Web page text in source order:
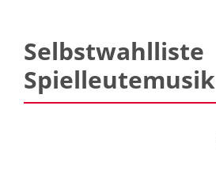
Selbstwahlliste
Spielleutemusik